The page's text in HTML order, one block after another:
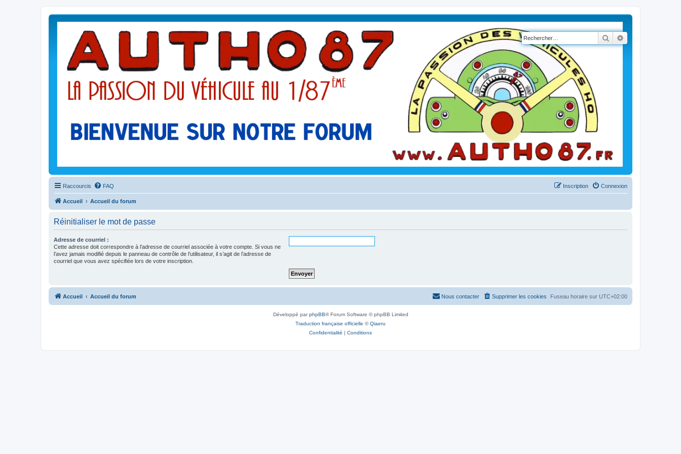
Rechercher
Raccourcis FAQ Connexion
Inscription
Accueil Accueil du forum
Réinitialiser le mot de passe
Adresse de courriel :
Cette adresse doit correspondre à l’adresse de courriel associée à votre compte. Si vous ne
l’avez jamais modifié depuis le panneau de contrôle de l’utilisateur, il s’agit de l’adresse de
courriel que vous avez spécifiée lors de votre inscription.
Accueil Accueil du forum Fuseau horaire sur UTC+02:00
Supprimer les cookies
Nous contacter
Développé parphpBB® Forum Software © phpBB Limited
Traduction française officielle ©Qiaeru
Confidentialité | Conditions